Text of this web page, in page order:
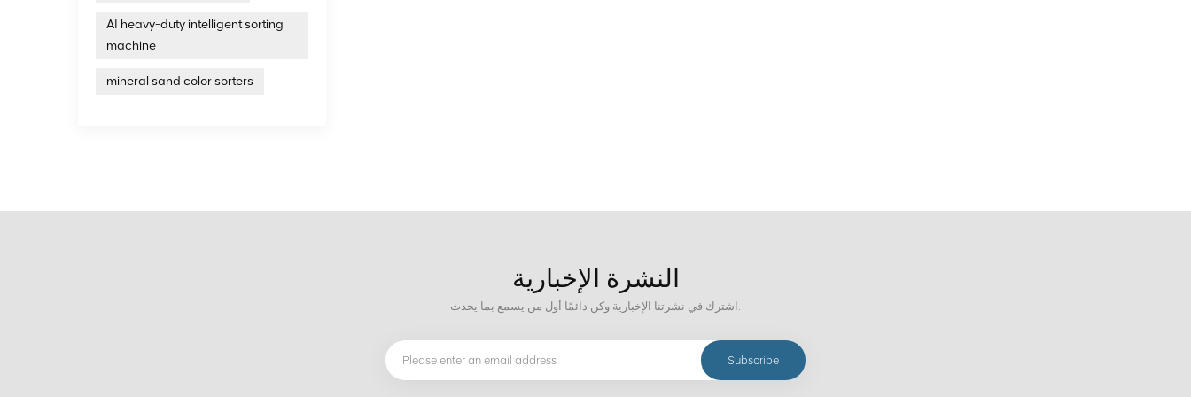
AI heavy-duty intelligent sorting
machine
mineral sand color sorters
النشرة الإخبارية
اشترك في نشرتنا الإخبارية وكن دائمًا أول من يسمع بما يحدث.